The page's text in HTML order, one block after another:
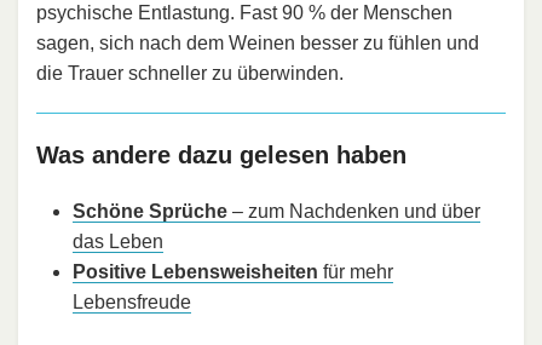
psychische Entlastung. Fast 90 % der Menschen
sagen, sich nach dem Weinen besser zu fühlen und
die Trauer schneller zu überwinden.
Was andere dazu gelesen haben
Schöne Sprüche – zum Nachdenken und über
das Leben
Positive Lebensweisheiten für mehr
Lebensfreude